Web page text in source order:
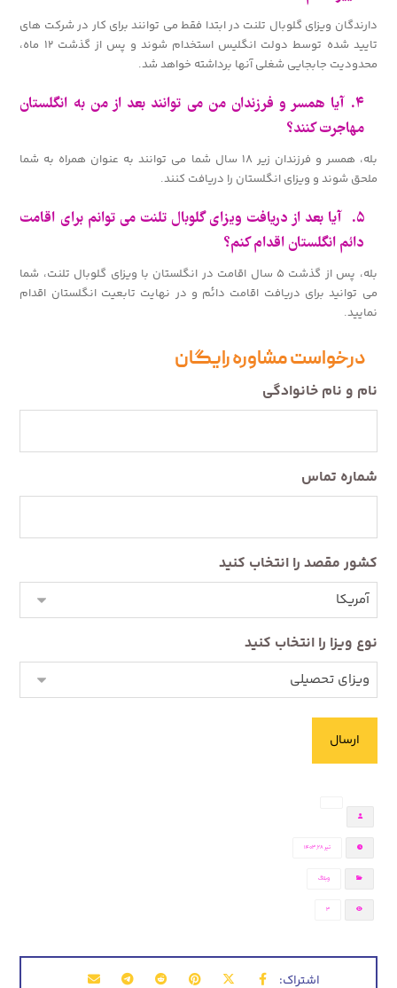
دارندگان ویزای گلوبال تلنت در ابتدا فقط می توانند برای کار در شرکت های
تایید شده توسط دولت انگلیس استخدام شوند و پس از گذشت ۱۲ ماه،
محدودیت جابجایی شغلی آنها برداشته خواهد شد.
۴. آیا همسر و فرزندان من می توانند بعد از من به انگلستان
مهاجرت کنند؟
بله، همسر و فرزندان زیر ۱۸ سال شما می توانند به عنوان همراه به شما
ملحق شوند و ویزای انگلستان را دریافت کنند.
۵. آیا بعد از دریافت ویزای گلوبال تلنت می توانم برای اقامت
دائم انگلستان اقدام کنم؟
بله، پس از گذشت ۵ سال اقامت در انگلستان با ویزای گلوبال تلنت، شما
می توانید برای دریافت اقامت دائم و در نهایت تابعیت انگلستان اقدام
نمایید.
درخواست مشاوره رایگان
نام و نام خانوادگی
شماره تماس
کشور مقصد را انتخاب کنید
نوع ویزا را انتخاب کنید
تیر ۲۸, ۱۴۰۳
وبلاگ
3